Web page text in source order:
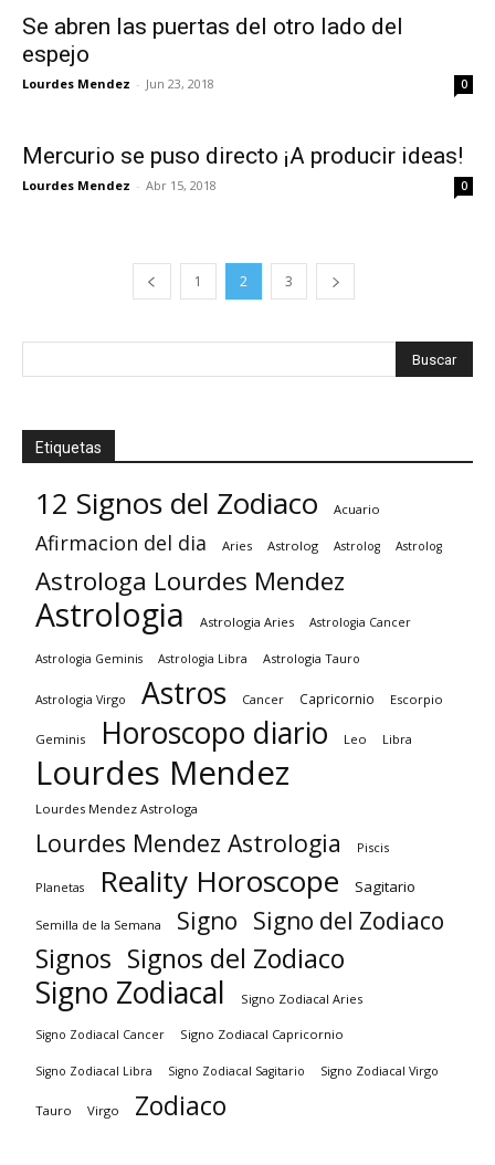
Se abren las puertas del otro lado del
espejo
Lourdes Mendez - Jun 23, 2018 0
Mercurio se puso directo ¡A producir ideas!
Lourdes Mendez - Abr 15, 2018 0
1 2 3
Etiquetas
12 Signos del Zodiaco Acuario
Afirmacion del dia Aries Astrolog Astrolog Astrolog
Astrologa Lourdes Mendez
Astrologia Astrologia Aries Astrologia Cancer
Astrologia Geminis Astrologia Libra Astrologia Tauro
Astrologia Virgo Astros Cancer Capricornio Escorpio
Geminis Horoscopo diario Leo Libra
Lourdes Mendez
Lourdes Mendez Astrologa
Lourdes Mendez Astrologia Piscis
Planetas Reality Horoscope Sagitario
Semilla de la Semana Signo Signo del Zodiaco
Signos Signos del Zodiaco
Signo Zodiacal Signo Zodiacal Aries
Signo Zodiacal Cancer Signo Zodiacal Capricornio
Signo Zodiacal Libra Signo Zodiacal Sagitario Signo Zodiacal Virgo
Tauro Virgo Zodiaco